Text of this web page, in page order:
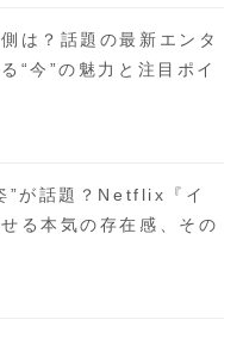
は？話題の最新エンタ
“今”の魅力と注目ポイ
”が話題？Netflix『イ
る本気の存在感、その